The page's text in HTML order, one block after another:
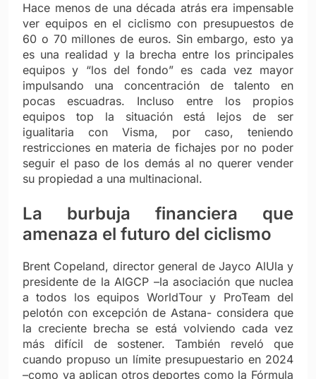
Hace menos de una década atrás era impensable
ver equipos en el ciclismo con presupuestos de
60 o 70 millones de euros. Sin embargo, esto ya
es una realidad y la brecha entre los principales
equipos y “los del fondo” es cada vez mayor
impulsando una concentración de talento en
pocas escuadras. Incluso entre los propios
equipos top la situación está lejos de ser
igualitaria con Visma, por caso, teniendo
restricciones en materia de fichajes por no poder
seguir el paso de los demás al no querer vender
su propiedad a una multinacional.
La burbuja financiera que
amenaza el futuro del ciclismo
Brent Copeland, director general de Jayco AlUla y
presidente de la AIGCP –la asociación que nuclea
a todos los equipos WorldTour y ProTeam del
pelotón con excepción de Astana- considera que
la creciente brecha se está volviendo cada vez
más difícil de sostener. También reveló que
cuando propuso un límite presupuestario en 2024
–como ya aplican otros deportes como la Fórmula